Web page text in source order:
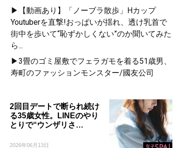
▶【動画あり】「ノーブラ散歩」Hカップ
Youtuberを直撃!おっぱいが揺れ、透け乳首で
街中を歩いて“恥ずかしくない”のか聞いてみた
ら...
▶3畳のゴミ屋敷でフェラガモを着る51歳男、
寿町のファッションモンスター/國友公司
2回目デートで断られ続け
る35歳女性。LINEのやり
とりで“ウンザリさ…
2026年06月13日